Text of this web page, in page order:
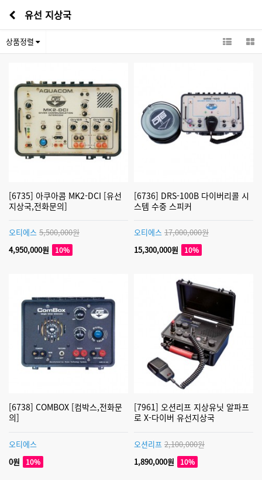
유선 지상국
상품정렬
[6735] 아쿠아콤 MK2-DCI [유선
지상국,전화문의]
오티에스 5,500,000원
4,950,000원
10%
[6736] DRS-100B 다이버리콜 시
스템 수중 스피커
오티에스 17,000,000원
15,300,000원
10%
[6738] COMBOX [컴박스,전화문
의]
오티에스
0원
10%
[7961] 오션리프 지상유닛 알파프
로 X-다이버 유선지상국
오션리프 2,100,000원
1,890,000원
10%